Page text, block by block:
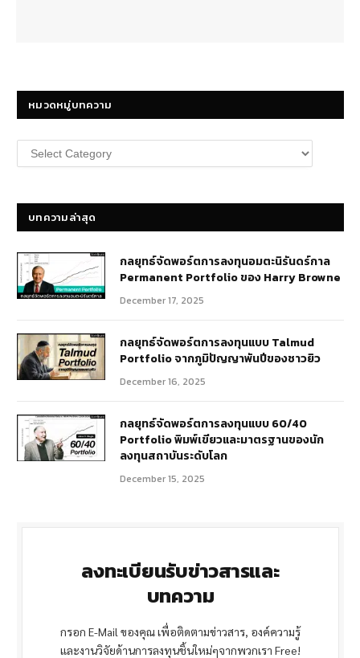
หมวดหมู่บทความ
หมวด
หมู่
บทความล่าสุด
กลยุทธ์​จัดพอร์ตการลงทุนอมตะนิรันดร์กาล
Permanent Portfolio ของ Harry Browne
December 17, 2025
กลยุทธ์จัดพอร์ตการลงทุนแบบ Talmud
Portfolio จากภูมิปัญญาพันปีของชาวยิว
December 16, 2025
กลยุทธ์จัดพอร์ตการลงทุนแบบ 60/40
Portfolio พิมพ์เขียวและมาตรฐานของนัก
ลงทุนสถาบันระดับโลก
December 15, 2025
ลงทะเบียนรับข่าวสารและ
บทความ
กรอก E-Mail ของคุณ เพื่อติดตามข่าวสาร, องค์ความรู้
และงานวิจัยด้านการลงทุนชิ้นใหม่ๆจากพวกเรา Free!